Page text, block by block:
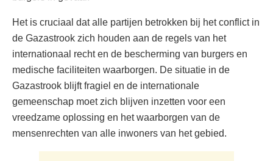
Het is cruciaal dat alle partijen betrokken bij het conflict in
de Gazastrook zich houden aan de regels van het
internationaal recht en de bescherming van burgers en
medische faciliteiten waarborgen. De situatie in de
Gazastrook blijft fragiel en de internationale
gemeenschap moet zich blijven inzetten voor een
vreedzame oplossing en het waarborgen van de
mensenrechten van alle inwoners van het gebied.